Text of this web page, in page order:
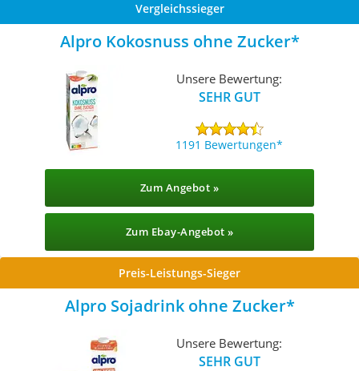
Vergleichssieger
Alpro Kokosnuss ohne Zucker
Unsere Bewertung:
SEHR GUT
1191 Bewertungen
Zum Angebot »
Zum Ebay-Angebot »
Preis-Leistungs-Sieger
Alpro Sojadrink ohne Zucker
Unsere Bewertung:
SEHR GUT